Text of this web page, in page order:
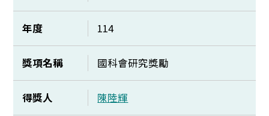
年度 114
獎項名稱 國科會研究獎勵
得獎人 陳陸輝